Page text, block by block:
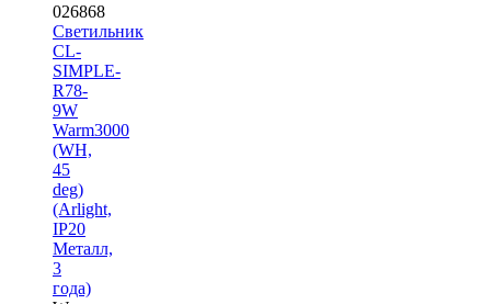
026868
Светильник
CL-
SIMPLE-
R78-
9W
Warm3000
(WH,
45
deg)
(Arlight,
IP20
Металл,
3
года)